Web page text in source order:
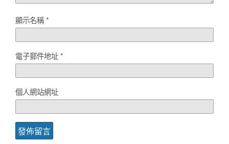
顯示名稱*
電子郵件地址*
個人網站網址